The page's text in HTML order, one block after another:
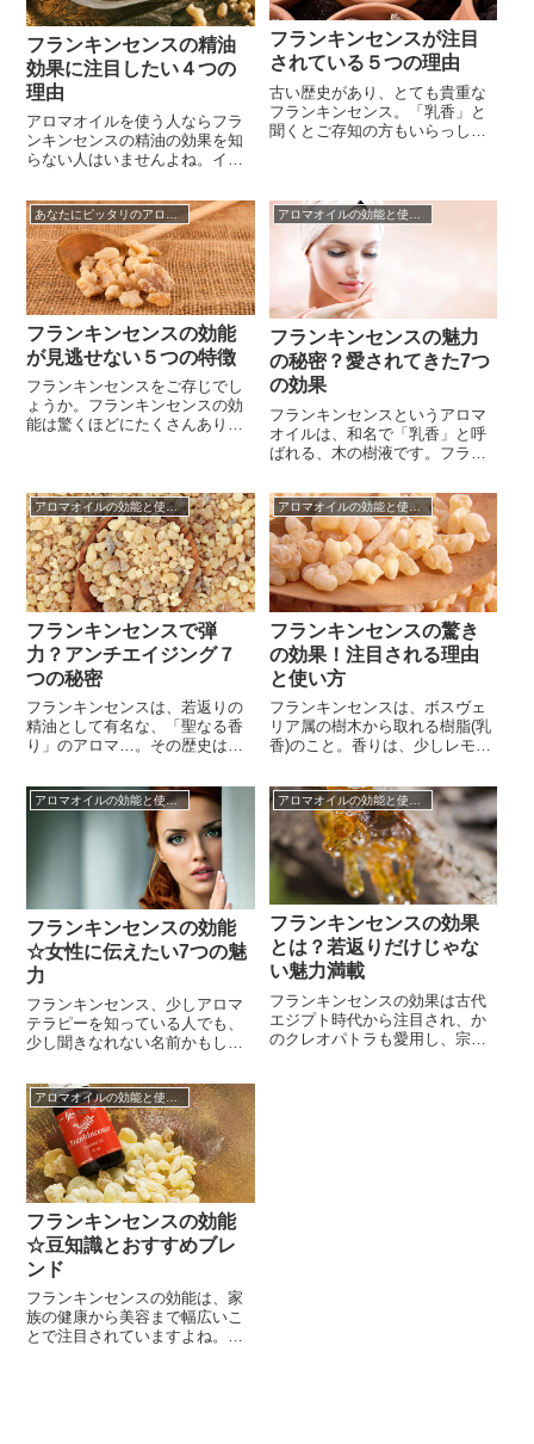
ありながら神聖な落ち着いたイ
メージを持つ...
近年注目度、人気ともに急上
昇！ただその歴史...
フランキンセンスの精油
効果に注目したい４つの
理由
アロマオイルを使う人ならフラ
ンキンセンスの精油の効果を知
らない人はいませんよね。イエ
方の三賢者が贈ったものの一つ
がフランキンセンスだったとい
う新約聖書の中のエビソードは
あまりにも有名な話です。古く
は古代エジプトで若返りの精油
と呼ばれ、クレオパトラも愛用
していたとも言われています。
それ以外にも...
フランキンセンスが注目
されている５つの理由
古い歴史があり、とても貴重な
フランキンセンス。「乳香」と
聞くとご存知の方もいらっしゃ
できない貴重な木で、新約聖書
にはキリストが生誕した際に三
博士が「黄金」と「ミルラ（没
薬）」とともに贈ったとの記載
があることを知る人は少なくな
いでしょ...
フランキンセンスの効能
が見逃せない５つの特徴
フランキンセンスをご存じでし
ょうか。フランキンセンスの効
能は驚くほどにたくさんあり、
す。日本でも、日頃の疲れやス
トレスをとるために、アロマテ
ラピーで癒される方が多くなっ
てきていますよね。フランキン
センスというのは、古代エジプ
トから使われて...
フランキンセンスの魅力
の秘密？愛されてきた7つ
の効果
フランキンセンスというアロマ
オイルは、和名で「乳香」と呼
ばれる、木の樹液です。フラン
の木を傷付けると、ミルクのよ
うな樹液(樹脂)がにじみ出るので
す。フランキンセンスが今女性
を中心に注目されている最も大
きな理由は、エイジングケア。
けれども昔から愛されて来たそ
の効能は、それだけではありま
せん。体...
アロマオイルの効能と使い方
フランキンセンスで弾
力？アンチエイジング７
つの秘密
フランキンセンスは、若返りの
精油として有名な、「聖なる香
り」のアロマ…。その歴史は古
式やお香として使用されてきま
した。キリスト教では三つの贈
り物のひとつにも数えられるな
ど、どこか宗教的、儀式的なイ
メージを持つのが、フランキン
センス。そんなフランキンセン
スは、乳香と呼ばれることもあ
るのですが、...
アロマオイルの効能と使い方
フランキンセンスの驚き
の効果！注目される理由
と使い方
フランキンセンスは、ボスヴェ
リア属の樹木から取れる樹脂(乳
香)のこと。香りは、少しレモン
かさを感じます。このフランキ
ンセンス、実はとあるテレビで
フランキンセンスを愛用してい
る美魔女が紹介されたことで有
名になり、その効果が注目され
るようになりました。世界三大
美女の一人であるクレオパトラ
が、フラ...
アロマオイルの効能と使い方
フランキンセンスの効能
☆女性に伝えたい7つの魅
力
フランキンセンス、少しアロマ
テラピーを知っている人でも、
少し聞きなれない名前かもしれ
の他にも、世界にはいろんな精
油がありますが、どれも性別関
係なく使えます。そんなたくさ
んの精油の中でも、特に女性に
とても嬉しい効能を持つのが、
フランキンセンスです。女性の
妊娠や授乳時期にも活躍し、そ
の昔には絶世...
フランキンセンスの効果
とは？若返りだけじゃな
い魅力満載
フランキンセンスの効果は古代
エジプト時代から注目され、か
のクレオパトラも愛用し、宗教
フランキンセンスの効能
☆豆知識とおすすめブレ
ンド
フランキンセンスの効能は、家
族の健康から美容まで幅広いこ
とで注目されていますよね。